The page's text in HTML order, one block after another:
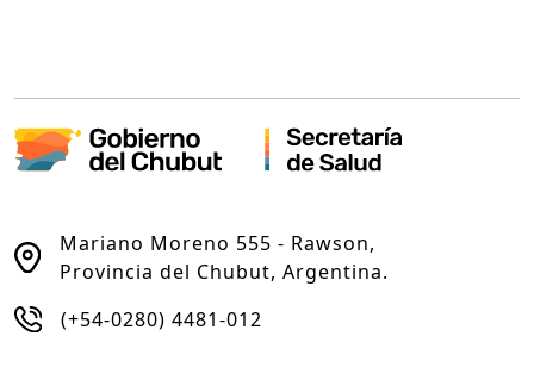
Mariano Moreno 555 - Rawson,
Provincia del Chubut, Argentina.
(+54-0280) 4481-012